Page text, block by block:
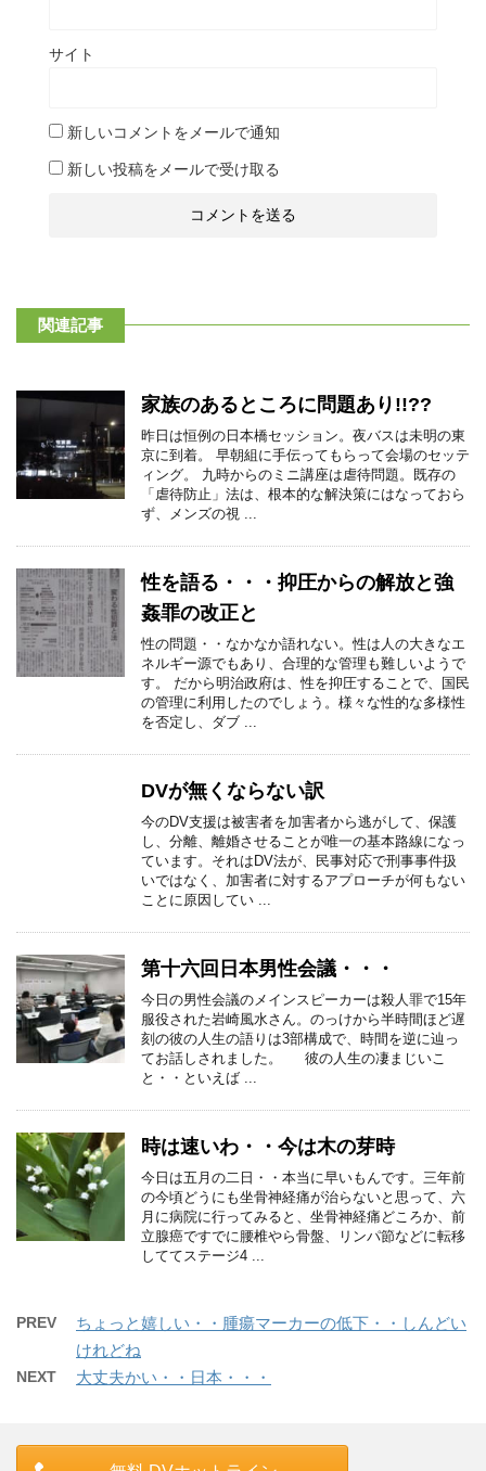
サイト
新しいコメントをメールで通知
新しい投稿をメールで受け取る
関連記事
家族のあるところに問題あり!!??
昨日は恒例の日本橋セッション。夜バスは未明の東
京に到着。 早朝組に手伝ってもらって会場のセッテ
ィング。 九時からのミニ講座は虐待問題。既存の
「虐待防止」法は、根本的な解決策にはなっておら
ず、メンズの視 ...
性を語る・・・抑圧からの解放と強
姦罪の改正と
性の問題・・なかなか語れない。性は人の大きなエ
ネルギー源でもあり、合理的な管理も難しいようで
す。 だから明治政府は、性を抑圧することで、国民
の管理に利用したのでしょう。様々な性的な多様性
を否定し、ダブ ...
DVが無くならない訳
今のDV支援は被害者を加害者から逃がして、保護
し、分離、離婚させることが唯一の基本路線になっ
ています。それはDV法が、民事対応で刑事事件扱
いではなく、加害者に対するアプローチが何もない
ことに原因してい ...
第十六回日本男性会議・・・
今日の男性会議のメインスピーカーは殺人罪で15年
服役された岩崎風水さん。のっけから半時間ほど遅
刻の彼の人生の語りは3部構成で、時間を逆に辿っ
てお話しされました。 彼の人生の凄まじいこ
と・・といえば ...
時は速いわ・・今は木の芽時
今日は五月の二日・・本当に早いもんです。三年前
の今頃どうにも坐骨神経痛が治らないと思って、六
月に病院に行ってみると、坐骨神経痛どころか、前
立腺癌ですでに腰椎やら骨盤、リンパ節などに転移
しててステージ4 ...
PREV
ちょっと嬉しい・・腫瘍マーカーの低下・・しんどい
けれどね
NEXT 大丈夫かい・・日本・・・